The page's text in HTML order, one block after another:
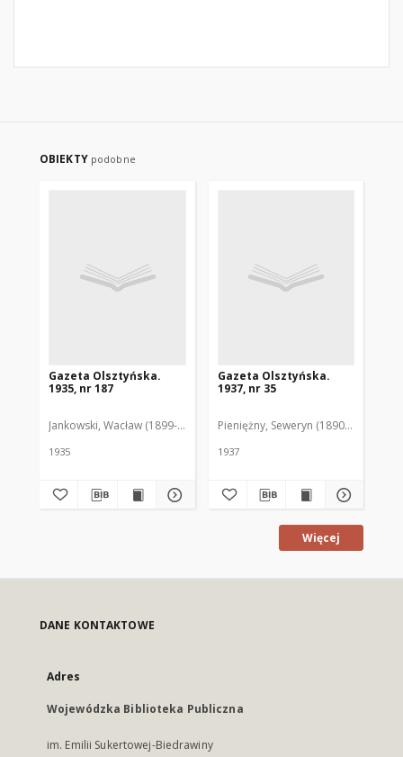
OBIEKTY podobne
Gazeta Olsztyńska.
1935, nr 187
Jankowski, Wacław (1899-1975). Red.
1935
Gazeta Olsztyńska.
1937, nr 35
Pieniężny, Seweryn (1890-1940). Red.
1937
Więcej
DANE KONTAKTOWE
Adres
Wojewódzka Biblioteka Publiczna
im. Emilii Sukertowej-Biedrawiny